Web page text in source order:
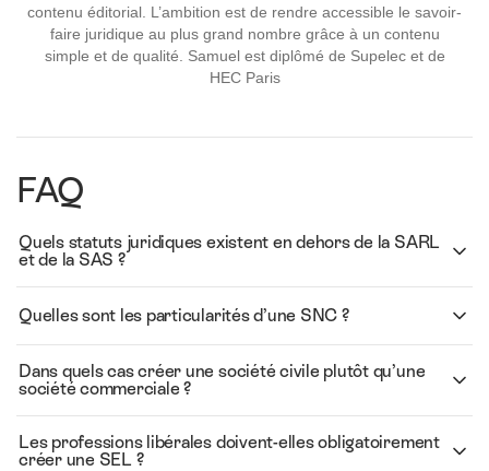
contenu éditorial. L’ambition est de rendre accessible le savoir-
faire juridique au plus grand nombre grâce à un contenu
simple et de qualité. Samuel est diplômé de Supelec et de
HEC Paris
FAQ
Quels statuts juridiques existent en dehors de la SARL
et de la SAS ?
Quelles sont les particularités d’une SNC ?
Dans quels cas créer une société civile plutôt qu’une
société commerciale ?
Les professions libérales doivent-elles obligatoirement
créer une SEL ?